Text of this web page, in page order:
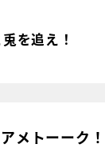
を追え！
アメトーーク！